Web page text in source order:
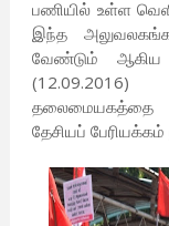
பணியில் உள்ள
இந்த
வேண்டும்
தலைமையகத்தை
தேசியப் பேரியக்கம்